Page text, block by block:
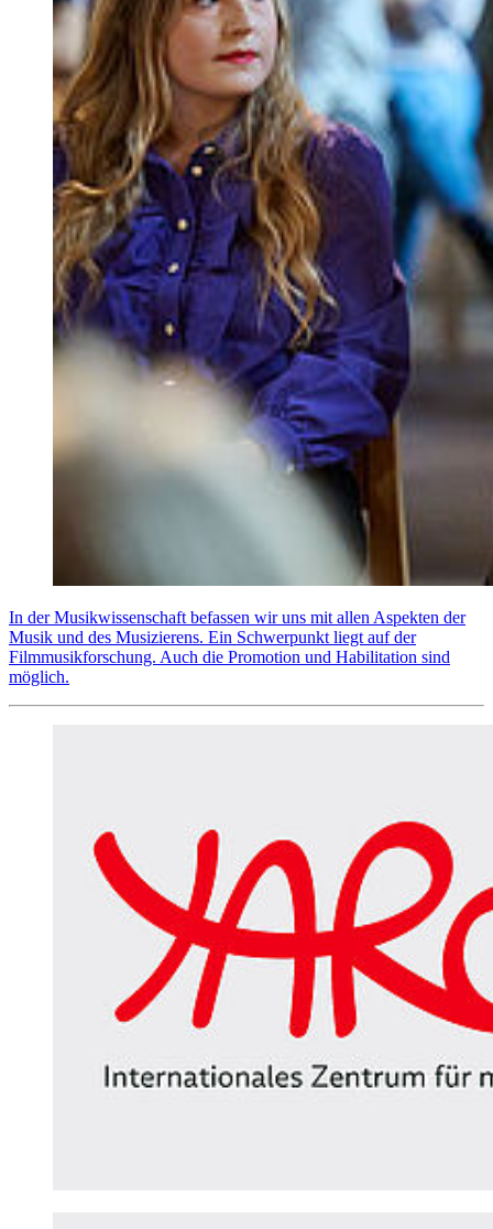
In der Musikwissenschaft befassen wir uns mit allen Aspekten der
Musik und des Musizierens. Ein Schwerpunkt liegt auf der
Filmmusikforschung. Auch die Promotion und Habilitation sind
möglich.